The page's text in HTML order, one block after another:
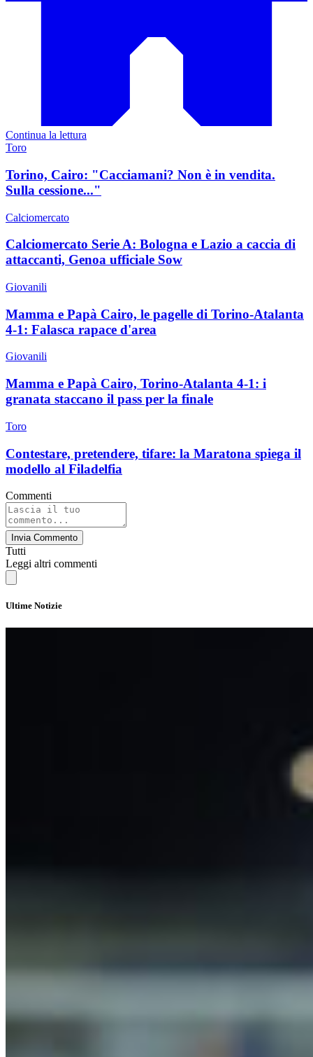
Continua la lettura
Toro
Torino, Cairo: "Cacciamani? Non è in vendita.
Sulla cessione..."
Calciomercato
Calciomercato Serie A: Bologna e Lazio a caccia di
attaccanti, Genoa ufficiale Sow
Giovanili
Mamma e Papà Cairo, le pagelle di Torino-Atalanta
4-1: Falasca rapace d'area
Giovanili
Mamma e Papà Cairo, Torino-Atalanta 4-1: i
granata staccano il pass per la finale
Toro
Contestare, pretendere, tifare: la Maratona spiega il
modello al Filadelfia
Commenti
Invia Commento
Tutti
Leggi altri commenti
Ultime Notizie